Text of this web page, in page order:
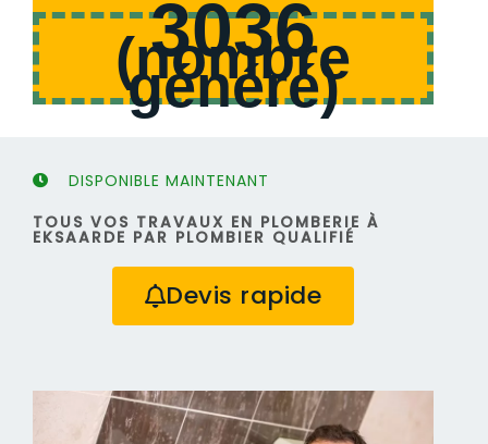
3036
(nombre
généré)
DISPONIBLE MAINTENANT
TOUS VOS TRAVAUX EN PLOMBERIE À
EKSAARDE PAR PLOMBIER QUALIFIÉ
Devis rapide